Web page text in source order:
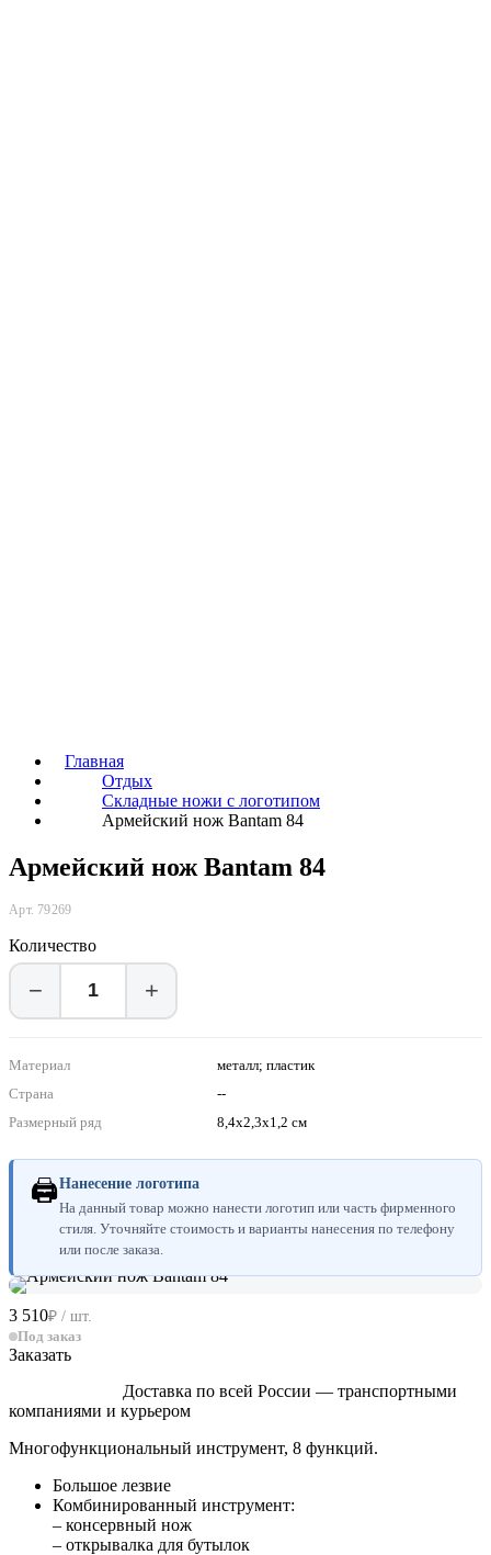
Главная
Отдых
Складные ножи с логотипом
Армейский нож Bantam 84
Армейский нож Bantam 84
Арт. 79269
Количество
− +
Материал
металл; пластик
Страна
--
Размерный ряд
8,4x2,3x1,2 см
🖨Нанесение логотипа
На данный товар можно нанести логотип или часть фирменного
стиля. Уточняйте стоимость и варианты нанесения по телефону
или после заказа.
3 510₽ / шт.
Под заказ
Заказать
Доставка по всей России — транспортными
компаниями и курьером
Многофункциональный инструмент, 8 функций.
Большое лезвие
Комбинированный инструмент:
– консервный нож
– открывалка для бутылок